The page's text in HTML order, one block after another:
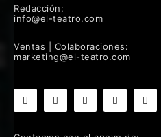
Redacción:
info@el-teatro.com
Ventas | Colaboraciones:
marketing@el-teatro.com